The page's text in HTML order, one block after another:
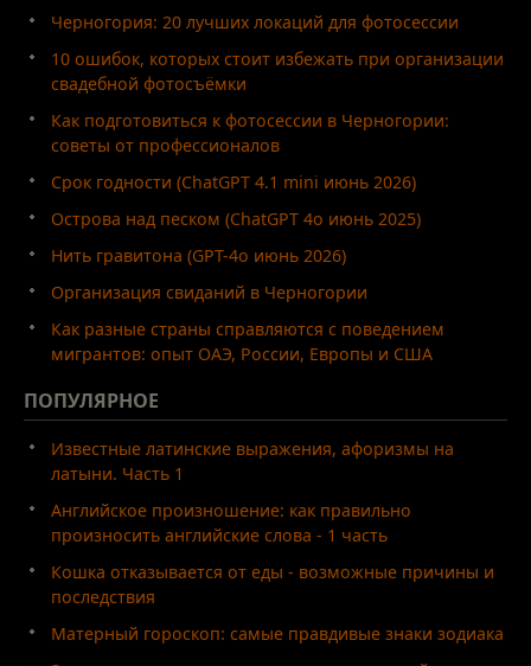
Черногория: 20 лучших локаций для фотосессии
10 ошибок, которых стоит избежать при организации
свадебной фотосъёмки
Как подготовиться к фотосессии в Черногории:
советы от профессионалов
Срок годности (ChatGPT 4.1 mini июнь 2026)
Острова над песком (ChatGPT 4o июнь 2025)
Нить гравитона (GPT-4o июнь 2026)
Организация свиданий в Черногории
Как разные страны справляются с поведением
мигрантов: опыт ОАЭ, России, Европы и США
ПОПУЛЯРНОЕ
Известные латинские выражения, афоризмы на
латыни. Часть 1
Английское произношение: как правильно
произносить английские слова - 1 часть
Кошка отказывается от еды - возможные причины и
последствия
Матерный гороскоп: самые правдивые знаки зодиака